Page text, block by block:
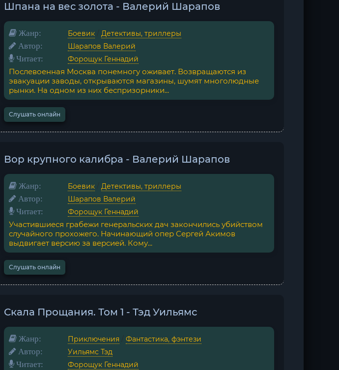
Шпана на вес золота - Валерий Шарапов
Жанр: Боевик Детективы, триллеры
Автор: Шарапов Валерий
Читает: Форощук Геннадий
Послевоенная Москва понемногу оживает. Возвращаются из
эвакуации заводы, открываются магазины, шумят многолюдные
рынки. На одном из них беспризорники...
Слушать онлайн
Вор крупного калибра - Валерий Шарапов
Жанр: Боевик Детективы, триллеры
Автор: Шарапов Валерий
Читает: Форощук Геннадий
Участившиеся грабежи генеральских дач закончились убийством
случайного прохожего. Начинающий опер Сергей Акимов
выдвигает версию за версией. Кому...
Слушать онлайн
Скала Прощания. Том 1 - Тэд Уильямс
Жанр: Приключения Фантастика, фэнтези
Автор: Уильямс Тэд
Читает: Форощук Геннадий